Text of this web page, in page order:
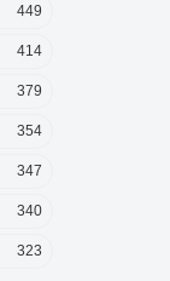
449
414
379
354
347
340
323